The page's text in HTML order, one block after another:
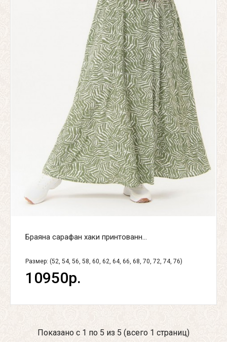
Браяна сарафан хаки принтованн...
Размер: (52, 54, 56, 58, 60, 62, 64, 66, 68, 70, 72, 74, 76)
10950р.
Показано с 1 по 5 из 5 (всего 1 страниц)